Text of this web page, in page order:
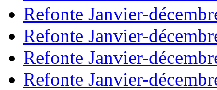
Refonte Janvier-
Refonte Janvier-
Refonte Janvier-
Refonte Janvier-